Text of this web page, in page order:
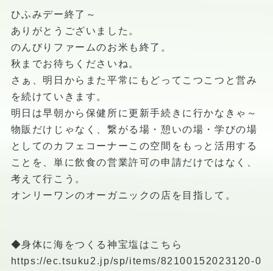
ひふみデー終了～
ありがとうございました。
のんびりファームのお米も終了。
秋までお待ちくださいね。
さぁ、明日からまた平常にもどってこつこつと営み
を続けていきます。
明日は早朝から保健所に更新手続きに行かなきゃ～
物販だけじゃなく、繋がる場・憩いの場・学びの場
としてのカフェコーナーこの空間をもっと活用する
ことを、単に飲食の営業許可の申請だけではなく、
考えて行こう。
オンリーワンのオーガニックの店を目指して。
◆身体に海をつくる神宝塩はこちら
https://ec.tsuku2.jp/sp/items/82100152023120-0